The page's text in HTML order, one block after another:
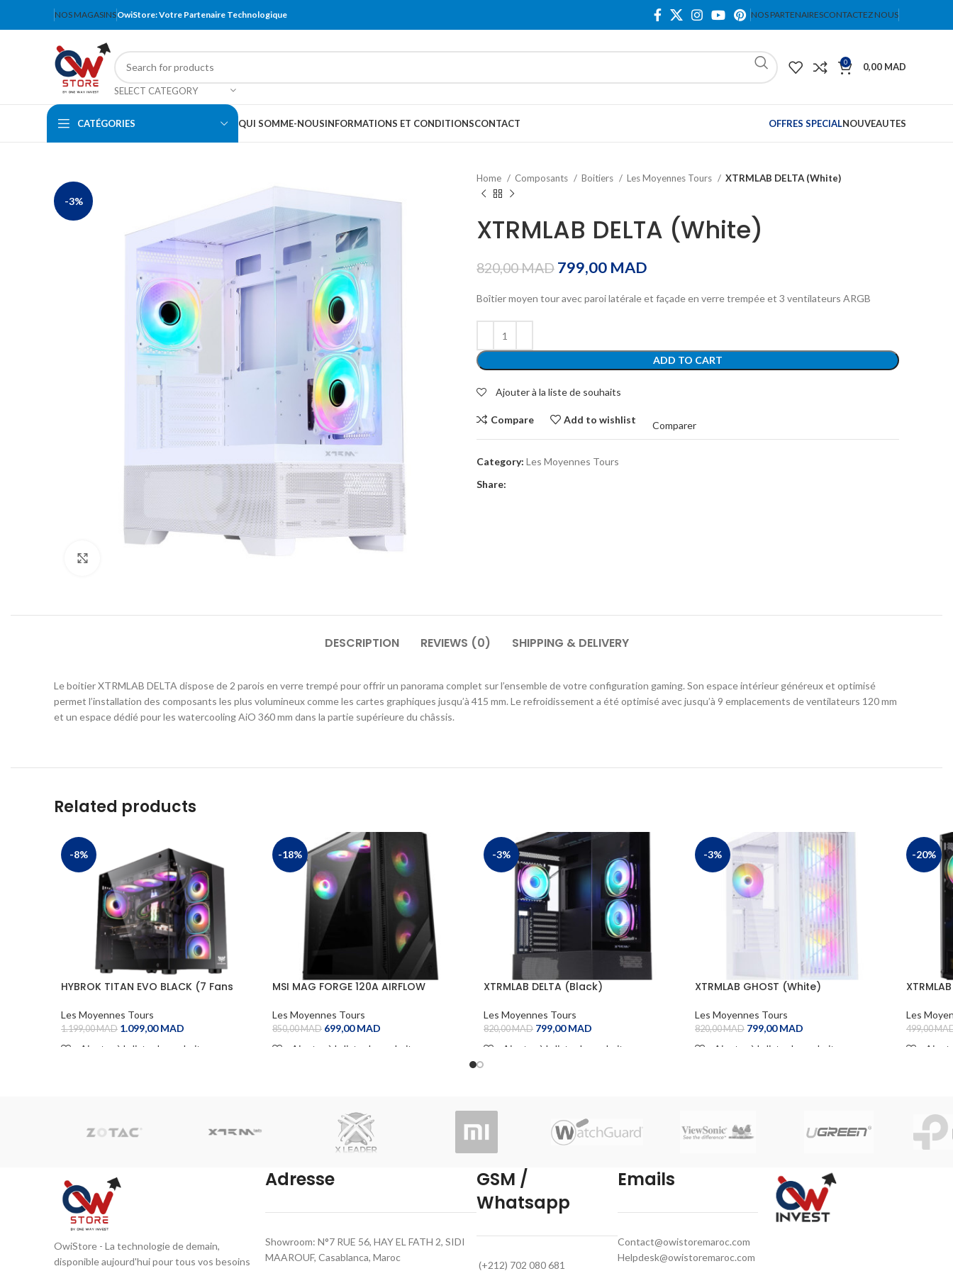
NOS MAGASINSOwiStore: Votre Partenaire Technologique NOS PARTENAIRESCONTACTEZ NOUS
SELECT CATEGORY
0 0,00 MAD
CATÉGORIES QUI SOMME-NOUSINFORMATIONS ET CONDITIONSCONTACT OFFRES SPECIALNOUVEAUTES
-3%
Home Composants Boitiers Les Moyennes Tours XTRMLAB DELTA (White)
XTRMLAB DELTA (White)
820,00MAD 799,00 MAD
Boîtier moyen tour avec paroi latérale et façade en verre trempée et 3 ventilateurs ARGB
ADD TO CART
Ajouter à la liste de souhaits
Compare Add to wishlist
Comparer
Category: Les Moyennes Tours
Share:
DESCRIPTION REVIEWS (0) SHIPPING & DELIVERY
Le boitier XTRMLAB DELTA dispose de 2 parois en verre trempé pour offrir un panorama complet sur l’ensemble de votre configuration gaming. Son espace intérieur généreux et optimisé
permet l’installation des composants les plus volumineux comme les cartes graphiques jusqu’à 415 mm. Le refroidissement a été optimisé avec jusqu’à 9 emplacements de ventilateurs 120 mm
et un espace dédié pour les watercooling AiO 360 mm dans la partie supérieure du châssis.
Related products
-8%
HYBROK TITAN EVO BLACK (7 Fans
Les Moyennes Tours
1.199,00MAD 1.099,00MAD
Ajouter à la liste de souhaits
-18%
MSI MAG FORGE 120A AIRFLOW
Les Moyennes Tours
850,00MAD 699,00MAD
Ajouter à la liste de souhaits
-3%
XTRMLAB DELTA (Black)
Les Moyennes Tours
820,00MAD 799,00MAD
Ajouter à la liste de souhaits
-3%
XTRMLAB GHOST (White)
Les Moyennes Tours
820,00MAD 799,00MAD
Ajouter à la liste de souhaits
-20%
Les
499,00
OwiStore - La technologie de demain,
disponible aujourd'hui pour tous vos besoins
Adresse
Showroom: N°7 RUE 56, HAY EL FATH 2, SIDI
MAAROUF, Casablanca, Maroc
GSM /
Whatsapp
(+212) 702 080 681
Emails
Contact@owistoremaroc.com
Helpdesk@owistoremaroc.com